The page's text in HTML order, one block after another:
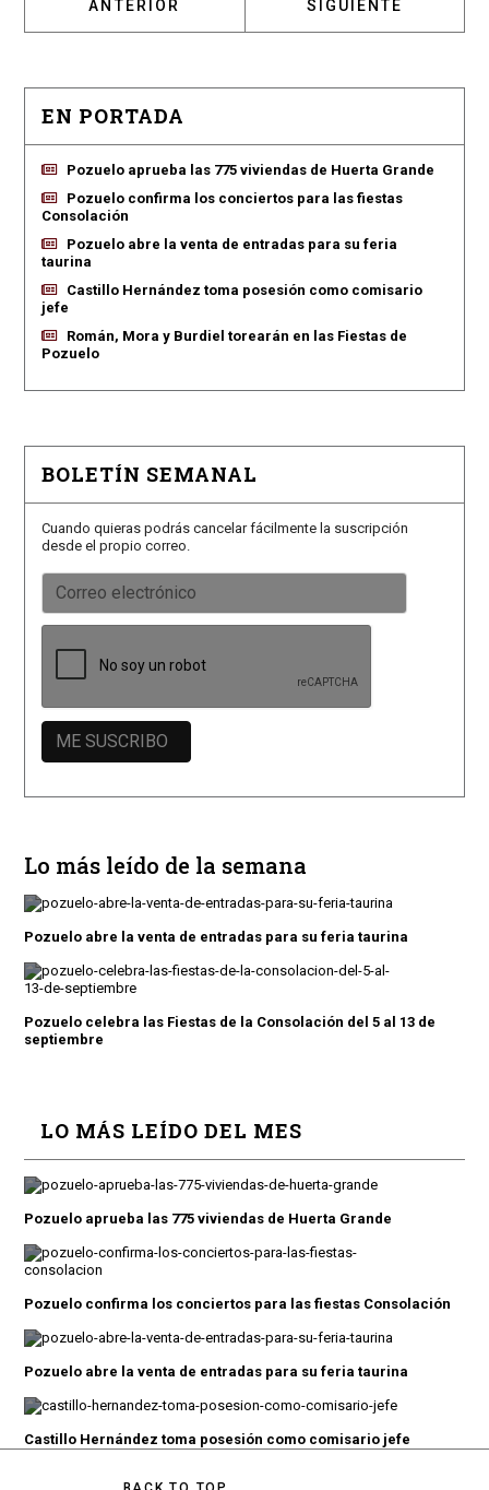
ARTÍCULO ANTERIOR: LA EX CONCEJALA DE
ANTERIOR ARTÍCULO
SIGUIENTE
EN PORTADA
Pozuelo aprueba las 775 viviendas de Huerta Grande
Pozuelo confirma los conciertos para las fiestas
Consolación
Pozuelo abre la venta de entradas para su feria
taurina
Castillo Hernández toma posesión como comisario
jefe
Román, Mora y Burdiel torearán en las Fiestas de
Pozuelo
BOLETÍN SEMANAL
Cuando quieras podrás cancelar fácilmente la suscripción
desde el propio correo.
Lo más leído de la semana
Pozuelo abre la venta de entradas para su feria taurina
Pozuelo celebra las Fiestas de la Consolación del 5 al 13 de
septiembre
LO MÁS LEÍDO DEL MES
Pozuelo aprueba las 775 viviendas de Huerta Grande
Pozuelo confirma los conciertos para las fiestas Consolación
Pozuelo abre la venta de entradas para su feria taurina
Castillo Hernández toma posesión como comisario jefe